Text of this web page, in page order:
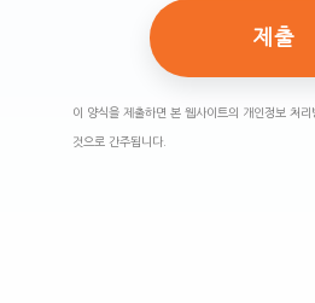
이 양식을 제출하면 본 웹사이트의 개인정보 처
것으로 간주됩니다.